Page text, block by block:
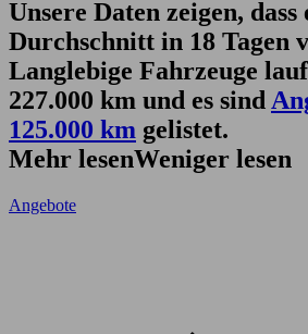
Unsere Daten zeigen,
Durchschnitt in 18 Tagen
Langlebige Fahrzeuge
227.000 km und es sind
125.000 km gelistet.
Mehr lesenWeniger lesen
Angebote